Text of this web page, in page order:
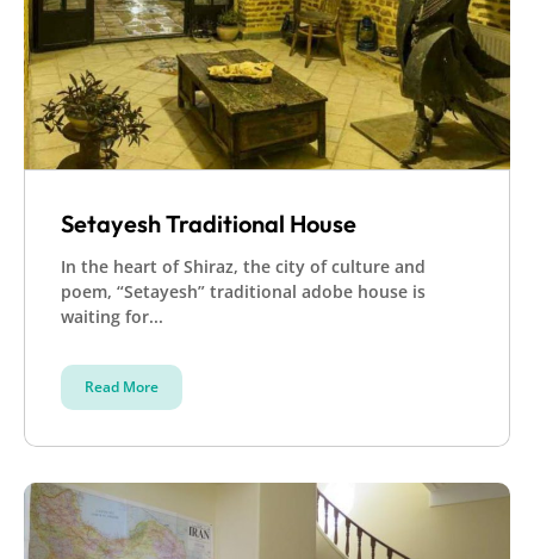
Setayesh Traditional House
In the heart of Shiraz, the city of culture and
poem, “Setayesh” traditional adobe house is
waiting for...
Read More